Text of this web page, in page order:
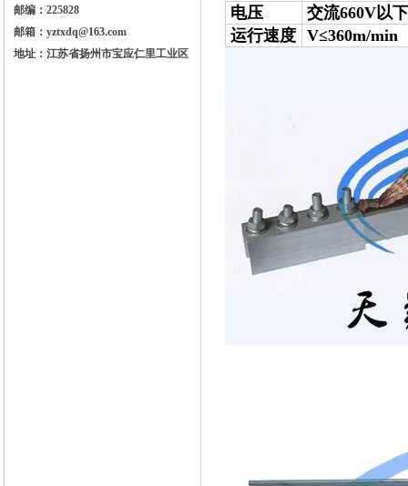
邮编：225828
邮箱：yztxdq@163.com
地址：江苏省扬州市宝应仁里工业区
电压
交流660V以
运行速度 V≤360m/min